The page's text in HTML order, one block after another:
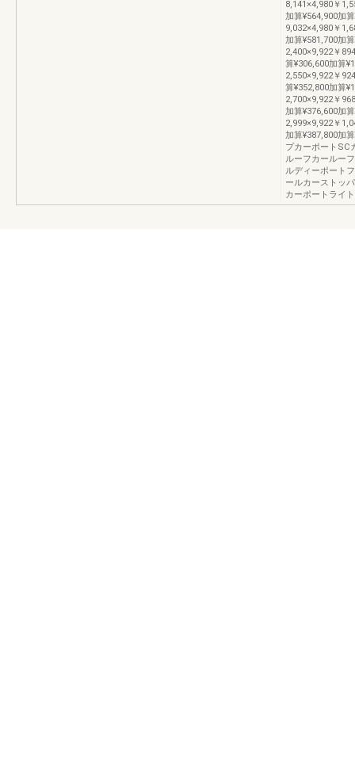
8,141×4,980￥
加算¥564,900加
9,032×4,980￥
加算¥581,700加
2,400×9,922￥
算¥306,600加算
2,550×9,922￥
算¥352,800加算
2,700×9,922￥
加算¥376,600加
2,999×9,922￥
加算¥387,800加
プカーポートSC
ルーフカールー
ルディーポート
ールカーストッ
カーポートライト